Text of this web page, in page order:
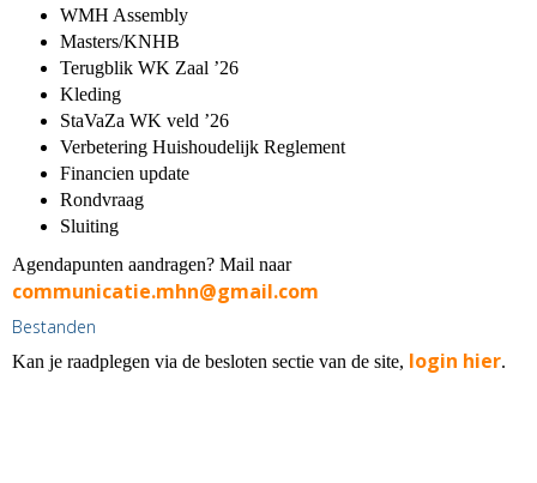
WMH Assembly
Masters/KNHB
Terugblik WK Zaal ’26
Kleding
StaVaZa WK veld ’26
Verbetering Huishoudelijk Reglement
Financien update
Rondvraag
Sluiting
Agendapunten aandragen? Mail naar
communicatie.mhn@gmail.com
Bestanden
Kan je raadplegen via de besloten sectie van de site, login hier.